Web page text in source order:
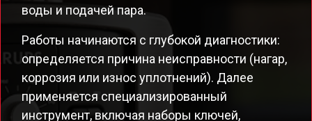
воды и подачей пара.
Работы начинаются с глубокой диагностики:
определяется причина неисправности (нагар,
коррозия или износ уплотнений). Далее
применяется специализированный
инструмент, включая наборы ключей,